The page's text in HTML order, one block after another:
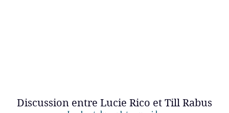
Discussion entre Lucie Rico et Till Rabus